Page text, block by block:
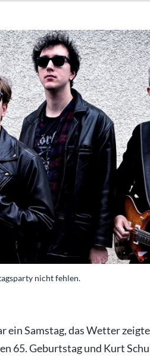
nicht fehlen.
ein Samstag, das Wetter
65. Geburtstag und Kurt